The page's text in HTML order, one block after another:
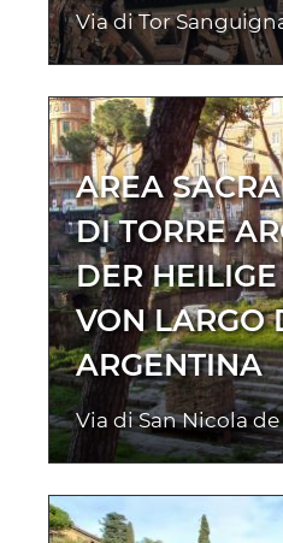
Via di Tor
AREA
DI TORRE
DER
VON LARGO
ARGENTINA
Via di San Nicola de